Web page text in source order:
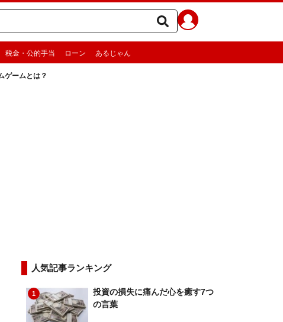
税金・公的手当 ローン あるじゃん
ゲームとは？
人気記事ランキング
1
投資の損失に痛んだ心を癒す7つ
の言葉